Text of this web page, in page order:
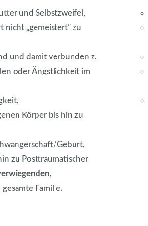
und Selbstzweifel,
nicht „gemeistert” zu
und damit verbunden z.
oder Ängstlichkeit im
Körper bis hin zu
Geburt,
zu Posttraumatischer
Familie.